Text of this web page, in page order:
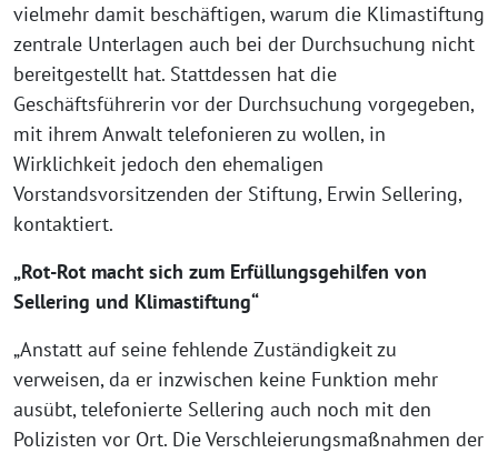
vielmehr damit beschäftigen, warum die Klimastiftung
zentrale Unterlagen auch bei der Durchsuchung nicht
bereitgestellt hat. Stattdessen hat die
Geschäftsführerin vor der Durchsuchung vorgegeben,
mit ihrem Anwalt telefonieren zu wollen, in
Wirklichkeit jedoch den ehemaligen
Vorstandsvorsitzenden der Stiftung, Erwin Sellering,
kontaktiert.
„Rot-Rot macht sich zum Erfüllungsgehilfen von
Sellering und Klimastiftung“
„Anstatt auf seine fehlende Zuständigkeit zu
verweisen, da er inzwischen keine Funktion mehr
ausübt, telefonierte Sellering auch noch mit den
Polizisten vor Ort. Die Verschleierungsmaßnahmen der